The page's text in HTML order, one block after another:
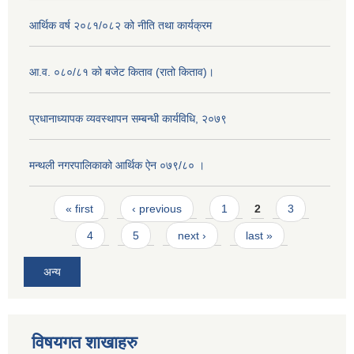
आर्थिक वर्ष २०८१/०८२ को नीति तथा कार्यक्रम
आ.व. ०८०/८१ को बजेट किताव (रातो किताव)।
प्रधानाध्यापक व्यवस्थापन सम्बन्धी कार्यविधि, २०७९
मन्थली नगरपालिकाको आर्थिक ऐन ०७९/८० ।
Pages
« first ‹ previous 1 2 3
4 5 next › last »
अन्य
विषयगत शाखाहरु